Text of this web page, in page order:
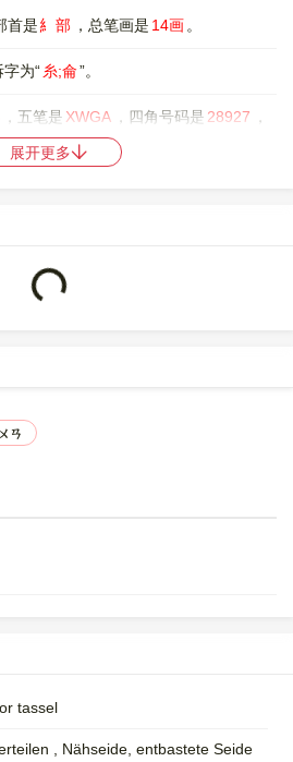
首是糹部 ，总笔画是 14画 。
字为“糸;侖”。
，五笔是 XWGA ，四角号码是 28927
，
电码是无，。
E7 B6 B8。
展开更多
ㄢ
tassel
, Nähseide, entbastete Seide